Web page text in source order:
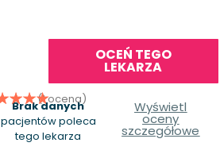
OCEŃ TEGO
LEKARZA
(1 ocena)
Brak danych
pacjentów poleca
tego lekarza
Wyświetl
oceny
szczegółowe